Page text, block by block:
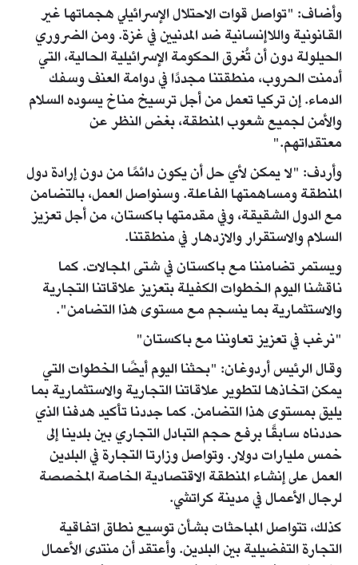
وأضاف: "تواصل قوات الاحتلال الإسرائيلي هجماتها غير
القانونية واللاإنسانية ضد المدنيين في غزة. ومن الضروري
الحيلولة دون أن تُغرق الحكومة الإسرائيلية الحالية، التي
أدمنت الحروب، منطقتنا مجددًا في دوامة العنف وسفك
الدماء. إن تركيا تعمل من أجل ترسيخ مناخ يسوده السلام
والأمن لجميع شعوب المنطقة، بغض النظر عن
معتقداتهم."
وأردف: "لا يمكن لأي حل أن يكون دائمًا من دون إرادة دول
المنطقة ومساهمتها الفاعلة. وسنواصل العمل، بالتضامن
مع الدول الشقيقة، وفي مقدمتها باكستان، من أجل تعزيز
السلام والاستقرار والازدهار في منطقتنا.
ويستمر تضامننا مع باكستان في شتى المجالات. كما
ناقشنا اليوم الخطوات الكفيلة بتعزيز علاقاتنا التجارية
والاستثمارية بما ينسجم مع مستوى هذا التضامن".
"نرغب في تعزيز تعاوننا مع باكستان"
وقال الرئيس أردوغان: "بحثنا اليوم أيضًا الخطوات التي
يمكن اتخاذها لتطوير علاقاتنا التجارية والاستثمارية بما
يليق بمستوى هذا التضامن. كما جددنا تأكيد هدفنا الذي
حددناه سابقًا برفع حجم التبادل التجاري بين بلدينا إلى
خمس مليارات دولار. وتواصل وزارتا التجارة في البلدين
العمل على إنشاء المنطقة الاقتصادية الخاصة المخصصة
لرجال الأعمال في مدينة كراتشي.
كذلك، تتواصل المباحثات بشأن توسيع نطاق اتفاقية
التجارة التفضيلية بين البلدين. وأعتقد أن منتدى الأعمال